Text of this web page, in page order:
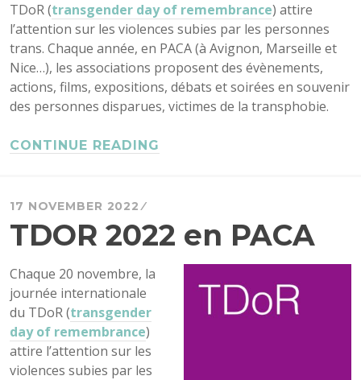
TDoR (transgender day of remembrance) attire
l’attention sur les violences subies par les personnes
trans. Chaque année, en PACA (à Avignon, Marseille et
Nice…), les associations proposent des évènements,
actions, films, expositions, débats et soirées en souvenir
des personnes disparues, victimes de la transphobie.
CONTINUE READING
17 NOVEMBER 2022
TDOR 2022 en PACA
Chaque 20 novembre, la
journée internationale
du TDoR (transgender
day of remembrance)
attire l’attention sur les
violences subies par les